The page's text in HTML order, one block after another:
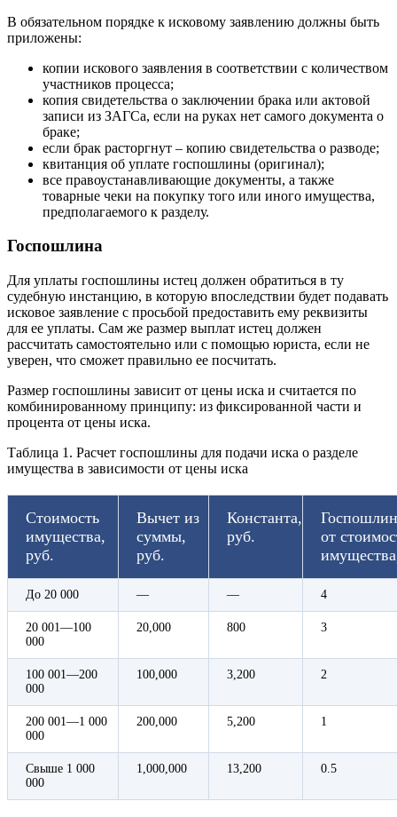
В обязательном порядке к исковому заявлению должны быть
приложены:
копии искового заявления в соответствии с количеством
участников процесса;
копия свидетельства о заключении брака или актовой
записи из ЗАГСа, если на руках нет самого документа о
браке;
если брак расторгнут – копию свидетельства о разводе;
квитанция об уплате госпошлины (оригинал);
все правоустанавливающие документы, а также
товарные чеки на покупку того или иного имущества,
предполагаемого к разделу.
Госпошлина
Для уплаты госпошлины истец должен обратиться в ту
судебную инстанцию, в которую впоследствии будет подавать
исковое заявление с просьбой предоставить ему реквизиты
для ее уплаты. Сам же размер выплат истец должен
рассчитать самостоятельно или с помощью юриста, если не
уверен, что сможет правильно ее посчитать.
Размер госпошлины зависит от цены иска и считается по
комбинированному принципу: из фиксированной части и
процента от цены иска.
Таблица 1. Расчет госпошлины для подачи иска о разделе
имущества в зависимости от цены иска
Стоимость
имущества,
руб.
Вычет из
суммы,
руб.
Константа,
руб.
от
До 20 000 — — 4
20 001—100
000
20,000 800 3
100 001—200
000
100,000 3,200 2
200 001—1 000
000
200,000 5,200 1
Свыше 1 000
000
1,000,000 13,200 0.5